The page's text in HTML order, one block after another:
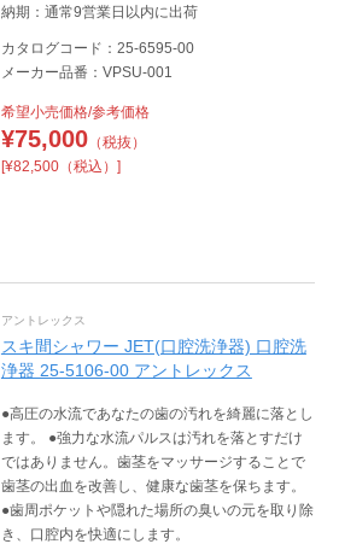
納期：通常9営業日以内に出荷
カタログコード：25-6595-00
メーカー品番：VPSU-001
希望小売価格/参考価格
¥75,000（税抜）
[¥82,500（税込）]
アントレックス
スキ間シャワー JET(口腔洗浄器) 口腔洗
浄器 25-5106-00 アントレックス
●高圧の水流であなたの歯の汚れを綺麗に落とし
ます。 ●強力な水流パルスは汚れを落とすだけ
ではありません。歯茎をマッサージすることで
歯茎の出血を改善し、健康な歯茎を保ちます。
●歯周ポケットや隠れた場所の臭いの元を取り除
き、口腔内を快適にします。